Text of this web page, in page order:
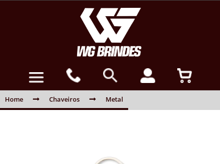
Home Chaveiros Metal